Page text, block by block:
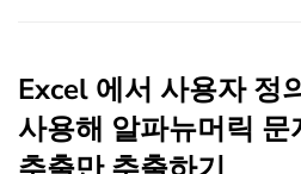
Excel 에서 사용자 정
사용해 알파뉴머릭